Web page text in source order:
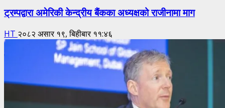
ट्रम्पद्वारा अमेरिकी केन्द्रीय बैंकका अध्यक्षको राजीनामा माग
HT २०८२ असार १९, बिहीबार ११:४६